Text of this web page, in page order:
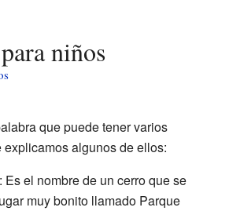
niños
que puede tener varios
algunos de ellos:
: Es el nombre de un cerro que se
muy bonito llamado Parque